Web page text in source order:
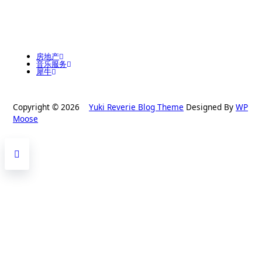
房地产
音乐服务
犀牛
Copyright © 2026 Yuki Reverie Blog Theme Designed By WP
Moose